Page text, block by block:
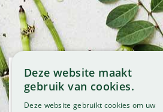
Openingstijden
Maandag
Deze website maakt
gebruik van cookies.
Deze website gebruikt cookies om uw